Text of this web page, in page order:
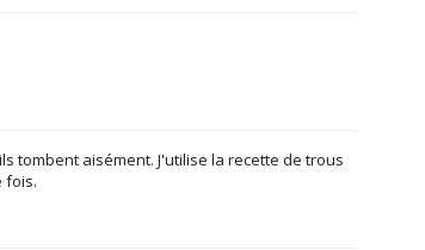
tombent aisément. J'utilise la recette de trous
fois.